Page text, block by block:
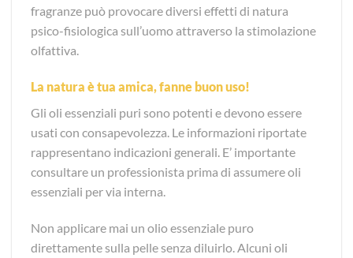
fragranze può provocare diversi effetti di natura
psico-fisiologica sull’uomo attraverso la stimolazione
olfattiva.
La natura è tua amica, fanne buon uso!
Gli oli essenziali puri sono potenti e devono essere
usati con consapevolezza. Le informazioni riportate
rappresentano indicazioni generali. E’ importante
consultare un professionista prima di assumere oli
essenziali per via interna.
Non applicare mai un olio essenziale puro
direttamente sulla pelle senza diluirlo. Alcuni oli